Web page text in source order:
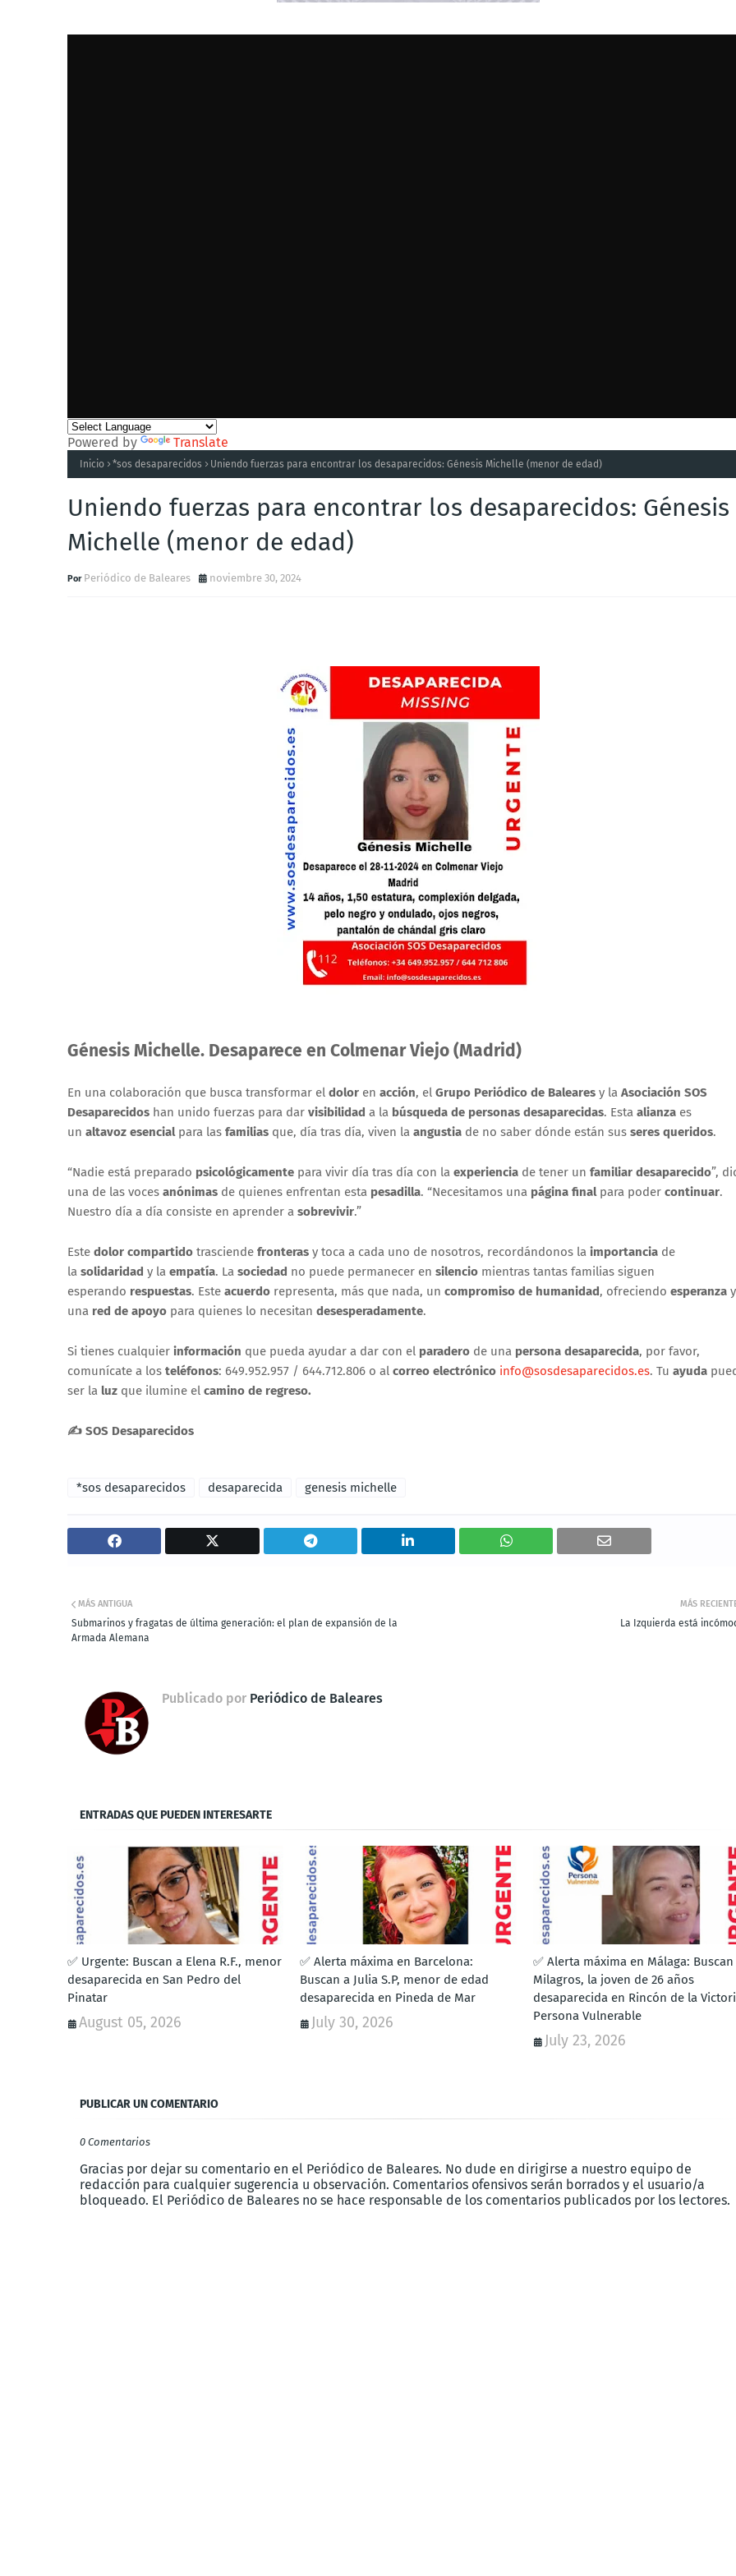
Powered by Translate
Inicio *sos desaparecidos Uniendo fuerzas para encontrar los desaparecidos: Génesis Michelle (menor de edad)
Uniendo fuerzas para encontrar los desaparecidos: Génesis
Michelle (menor de edad)
Periódico de Baleares noviembre 30, 2024
Génesis Michelle. Desaparece en Colmenar Viejo (Madrid)
En una colaboración que busca transformar el dolor en acción, el Grupo Periódico de Baleares y la Asociación SOS
Desaparecidos han unido fuerzas para dar visibilidad a la búsqueda de personas desaparecidas. Esta alianza es
un altavoz esencialpara las familias que, día tras día, viven la angustia de no saber dónde están sus seres queridos.
“Nadie está preparado psicológicamente para vivir día tras día con la experiencia de tener un familiar desaparecido”,
una de las voces anónimas de quienes enfrentan esta pesadilla. “Necesitamos una página finalpara poder continuar.
Nuestro día a día consiste en aprender a sobrevivir.”
Este dolor compartido trasciende fronteras y toca a cada uno de nosotros, recordándonos la importancia de
la solidaridad y la empatía. La sociedad no puede permanecer en silencio mientras tantas familias siguen
esperando respuestas. Este acuerdo representa, más que nada, un compromiso de humanidad, ofreciendo esperanza y
una red de apoyo para quienes lo necesitan desesperadamente.
Si tienes cualquier información que pueda ayudar a dar con el paradero de una persona desaparecida, por favor,
comunícate a los teléfonos: 649.952.957 / 644.712.806 o al correo electrónico info@sosdesaparecidos.es. Tu ayuda
ser la luz que ilumine el camino de regreso.
✍ SOS Desaparecidos
*sos desaparecidos desaparecida genesis michelle
MÁS
La Izquierda está
MÁS ANTIGUA
Submarinos y fragatas de última generación: el plan de expansión de la
Armada Alemana
Publicado por Periódico de Baleares
ENTRADAS QUE PUEDEN INTERESARTE
✅ Urgente: Buscan a Elena R.F., menor
desaparecida en San Pedro del
Pinatar
August 05, 2026
✅ Alerta máxima en Barcelona:
Buscan a Julia S.P, menor de edad
desaparecida en Pineda de Mar
July 30, 2026
✅ Alerta máxima en Málaga: Buscan
Milagros, la joven de 26 años
desaparecida en Rincón de la
Persona Vulnerable
July 23, 2026
PUBLICAR UN COMENTARIO
0 Comentarios
Gracias por dejar su comentario en el Periódico de Baleares. No dude en dirigirse a nuestro equipo de
redacción para cualquier sugerencia u observación. Comentarios ofensivos serán borrados y el usuario/a
bloqueado. El Periódico de Baleares no se hace responsable de los comentarios publicados por los lectores.